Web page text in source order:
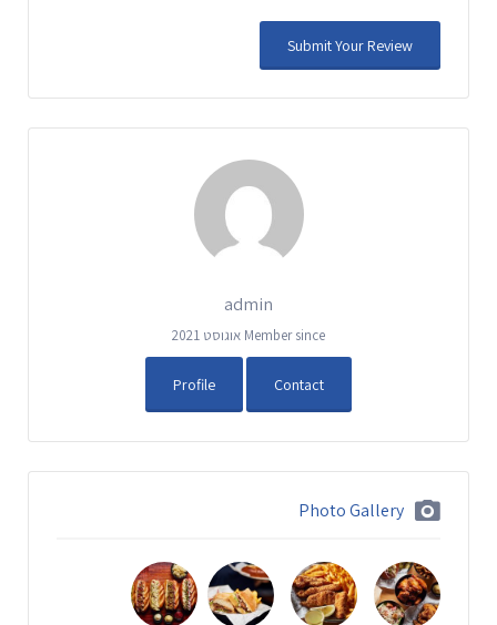
admin
Member since אוגוסט 2021
Contact
Profile
Photo Gallery